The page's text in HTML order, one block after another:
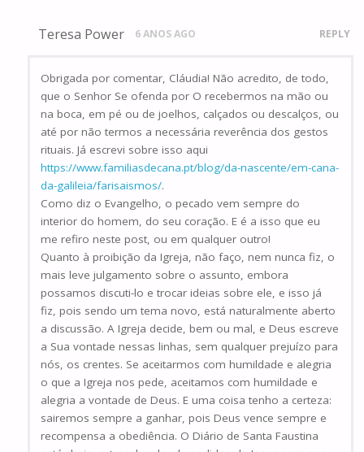
Teresa Power 6 ANOS AGO REPLY
Obrigada por comentar, Cláudia! Não acredito, de todo,
que o Senhor Se ofenda por O recebermos na mão ou
na boca, em pé ou de joelhos, calçados ou descalços, ou
até por não termos a necessária reverência dos gestos
rituais. Já escrevi sobre isso aqui
https://www.familiasdecana.pt/blog/da-nascente/em-cana-
da-galileia/farisaismos/.
Como diz o Evangelho, o pecado vem sempre do
interior do homem, do seu coração. E é a isso que eu
me refiro neste post, ou em qualquer outro!
Quanto à proibição da Igreja, não faço, nem nunca fiz, o
mais leve julgamento sobre o assunto, embora
possamos discuti-lo e trocar ideias sobre ele, e isso já
fiz, pois sendo um tema novo, está naturalmente aberto
a discussão. A Igreja decide, bem ou mal, e Deus escreve
a Sua vontade nessas linhas, sem qualquer prejuízo para
nós, os crentes. Se aceitarmos com humildade e alegria
o que a Igreja nos pede, aceitamos com humildade e
alegria a vontade de Deus. E uma coisa tenho a certeza:
sairemos sempre a ganhar, pois Deus vence sempre e
recompensa a obediência. O Diário de Santa Faustina